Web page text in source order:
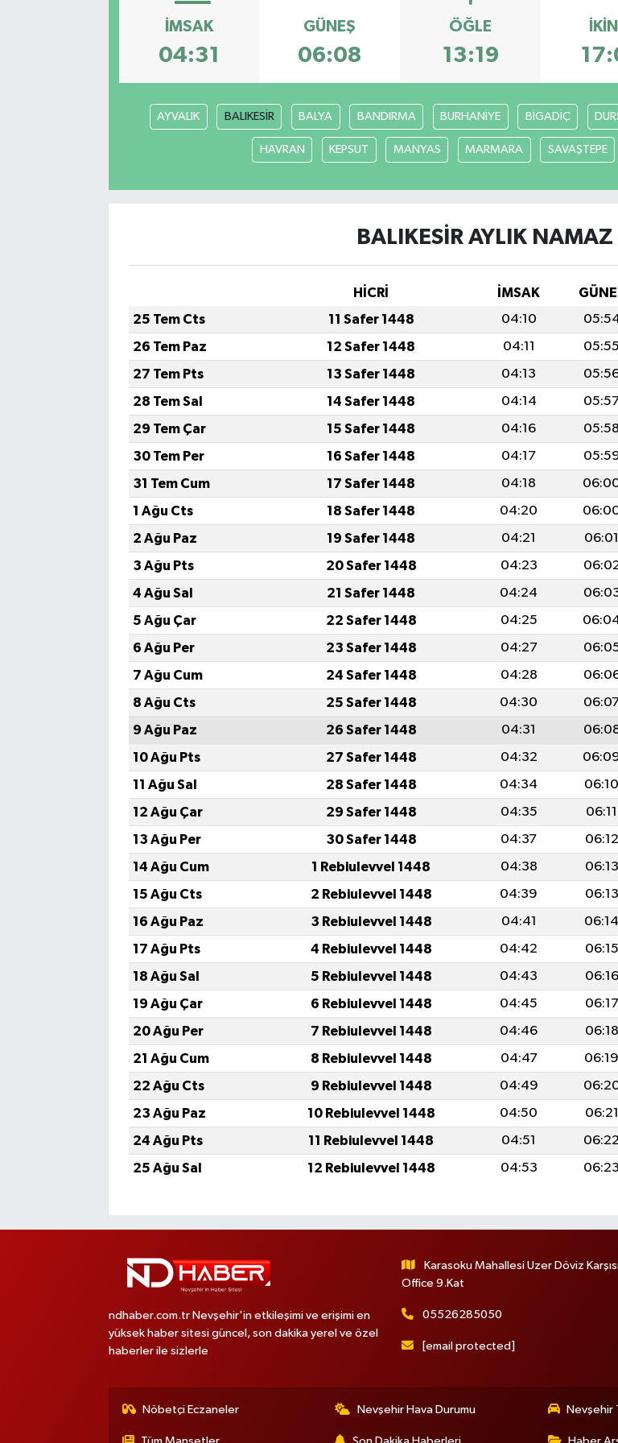
İMSAK
04:31
GÜNEŞ
06:08
ÖĞLE
13:19
AYVALIK BALIKESİR BALYA BANDIRMA BURHANİYE BİGADİÇ
HAVRAN KEPSUT MANYAS MARMARA SAVAŞTEPE
BALIKESİR AYLIK NAMAZ
HİCRİ İMSAK
25 Tem Cts
11 Safer 1448 04:10
26 Tem Paz
12 Safer 1448 04:11 05:55
27 Tem Pts
13 Safer 1448 04:13
28 Tem Sal
14 Safer 1448 04:14
29 Tem Çar
15 Safer 1448 04:16 05:58
30 Tem Per
16 Safer 1448 04:17
31 Tem Cum
17 Safer 1448 04:18
1 Ağu Cts
18 Safer 1448 04:20
2 Ağu Paz
19 Safer 1448 04:21 06:01
3 Ağu Pts
20 Safer 1448 04:23
4 Ağu Sal
21 Safer 1448 04:24
5 Ağu Çar
22 Safer 1448 04:25
6 Ağu Per
23 Safer 1448 04:27
7 Ağu Cum
24 Safer 1448 04:28
8 Ağu Cts
25 Safer 1448 04:30
9 Ağu Paz
26 Safer 1448 04:31
10 Ağu Pts
27 Safer 1448 04:32
11 Ağu Sal
28 Safer 1448 04:34 06:10
12 Ağu Çar
29 Safer 1448 04:35 06:11
13 Ağu Per
30 Safer 1448 04:37 06:12
14 Ağu Cum
1 Rebiulevvel 1448 04:38 06:13
15 Ağu Cts
2 Rebiulevvel 1448 04:39 06:13
16 Ağu Paz
3 Rebiulevvel 1448 04:41 06:14
17 Ağu Pts
4 Rebiulevvel 1448 04:42 06:15
18 Ağu Sal
5 Rebiulevvel 1448 04:43 06:16
19 Ağu Çar
6 Rebiulevvel 1448 04:45 06:17
20 Ağu Per
7 Rebiulevvel 1448 04:46 06:18
21 Ağu Cum
8 Rebiulevvel 1448 04:47 06:19
22 Ağu Cts
9 Rebiulevvel 1448 04:49
23 Ağu Paz
10 Rebiulevvel 1448 04:50 06:21
24 Ağu Pts
11 Rebiulevvel 1448 04:51 06:22
25 Ağu Sal
12 Rebiulevvel 1448 04:53 06:23
ndhaber.com.tr Nevşehir'in etkileşimi ve erişimi en
yüksek haber sitesi güncel, son dakika yerel ve özel
haberler ile sizlerle
Karasoku Mahallesi Uzer Döviz
Office 9.Kat
05526285050
[email protected]
Nöbetçi Eczaneler Nevşehir Hava Durumu Nevşehir